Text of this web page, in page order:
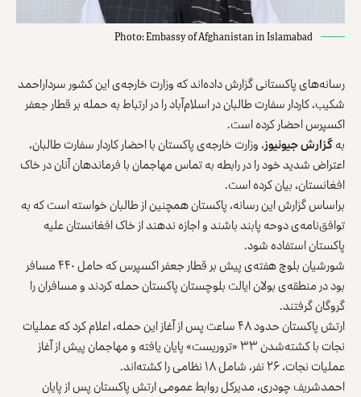
Photo: Embassy of Afghanistan in Islamabad
رسانه‌های پاکستانی گزارش داده‌اند که وزارت خارجه‌ی این کشور سرداراحمد
شکیب، کاردار سفارت طالبان در اسلام‌آباد را در ارتباط به حمله بر قطار جعفر
اکسپرس احضار کرده است.
بهگزارش جیونیوز، وزارت خارجه‌ی پاکستان با احضار کاردار سفارت طالبان،
اعتراض شدید خود را در رابطه به تماس مهاجمان با فرماندهان آنان در خاک
افغانستان، بیان کرده است.
براساس گزارش این رسانه، پاکستان همچنین از طالبان خواسته است که به
توافق‌نامه‌ی دوحه پابند باشند و اجازه ندهند از خاک افغانستان علیه
پاکستان استفاده شود.
شورشیان بلوچ هفته‌ی پیش بر قطار جعفر اکسپرس که حامل ۴۴۰ مسافر
بود در منطقه‌ی بولان ایالت بلوچستان پاکستان حمله کردند و مسافران را
گروگان گرفتند.
ارتش پاکستان حدود ۴۸ ساعت پس از آغاز این حمله، اعلام کرد که عملیات
نجات با کشته‌شدن ۳۳ «تروریست» پایان یافته و مهاجمان پیش از آغاز
عملیات نجات، ۲۶ نفر، شامل ۱۸ نظامی را کشته‌اند.
احمدشریف چودری، مدیرکل روابط عمومی ارتش پاکستان پس از پایان